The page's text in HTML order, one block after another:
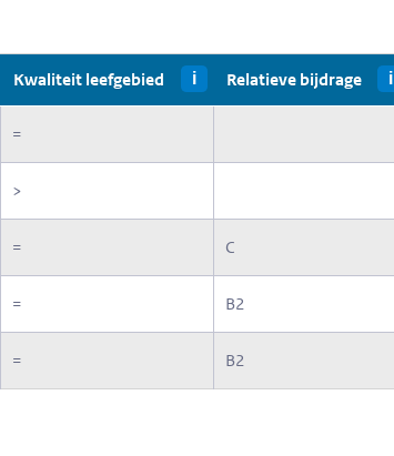
Kwaliteit leefgebied i Relatieve bijdrage i
=
>
= C
= B2
= B2